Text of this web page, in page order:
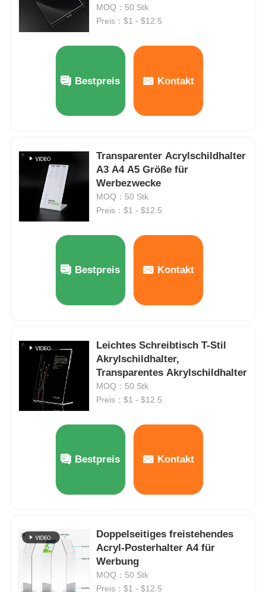
Produkte
Über uns
Kontakt
Nachrichten
Alle Fälle
Klarer Kunststoff Acrylplatte
Gegossene Acrylplatte
Farbige Acrylplatte
Spiegel Acrylblech
Acryl-Frostblatt
MOQ：50 Stk
Preis：$1 - $12.5
Bestpreis Kontakt
Transparenter Acrylschildhalter
A3 A4 A5 Größe für
Werbezwecke
MOQ：50 Stk
Preis：$1 - $12.5
Bestpreis Kontakt
Leichtes Schreibtisch T-Stil
Akrylschildhalter,
Transparentes Akrylschildhalter
MOQ：50 Stk
Preis：$1 - $12.5
Bestpreis Kontakt
Doppelseitiges freistehendes
Acryl-Posterhalter A4 für
Werbung
MOQ：50 Stk
Preis：$1 - $12.5